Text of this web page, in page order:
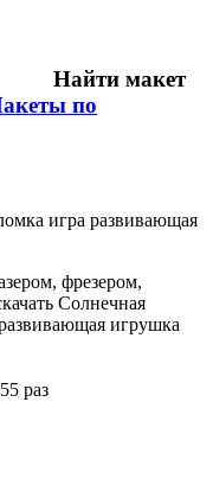
Найти макет
по
игра развивающая
фрезером,
Солнечная
игрушка
раз